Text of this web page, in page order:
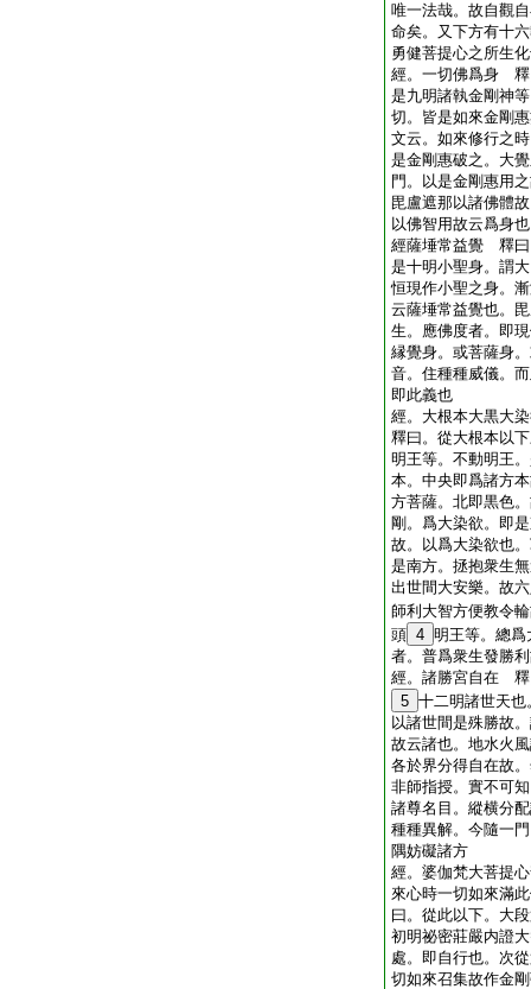
唯一法哉。故自觀
命矣。又下方有十
勇健菩提心之所生
經。一切佛爲身 釋
是九明諸執金剛神
切。皆是如來金剛
文云。如來修行之
是金剛惠破之。大
門。以是金剛惠用
毘盧遮那以諸佛體
以佛智用故云爲身也
經薩埵常益覺 釋曰
是十明小聖身。謂
恒現作小聖之身。
云薩埵常益覺也。
生。應佛度者。即
縁覺身。或菩薩身
音。住種種威儀。
即此義也
經。大根本大黒大
釋曰。從大根本以
明王等。不動明王
本。中央即爲諸方
方菩薩。北即黒色
剛。爲大染欲。即
故。以爲大染欲也
是南方。拯抱衆生
出世間大安樂。故
師利大智方便教令
頭 4 明王等。總爲
者。普爲衆生發勝
經。諸勝宮自在 釋
5 十二明諸世天也
以諸世間是殊勝故
故云諸也。地水火
各於界分得自在故
非師指授。實不可
諸尊名目。縱横分
種種異解。今隨一
隅妨礙諸方
經。婆伽梵大菩提
來心時一切如來滿
曰。從此以下。大
初明祕密莊嚴内證
處。即自行也。次
切如來召集故作金